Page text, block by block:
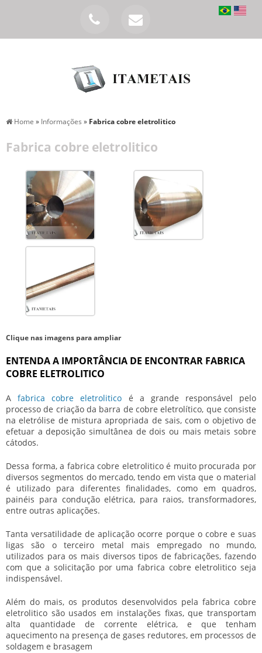
Home » Informações » Fabrica cobre eletrolitico
Fabrica cobre eletrolitico
Clique nas imagens para ampliar
ENTENDA A IMPORTÂNCIA DE ENCONTRAR FABRICA
COBRE ELETROLITICO
Afabrica cobre eletrolitico é a grande responsável pelo
processo de criação da barra de cobre eletrolítico, que consiste
na eletrólise de mistura apropriada de sais, com o objetivo de
efetuar a deposição simultânea de dois ou mais metais sobre
cátodos.
Dessa forma, a fabrica cobre eletroliticoé muito procurada por
diversos segmentos do mercado, tendo em vista que o material
é utilizado para diferentes finalidades, como em quadros,
painéis para condução elétrica, para raios, transformadores,
entre outras aplicações.
Tanta versatilidade de aplicação ocorre porque o cobre e suas
ligas são o terceiro metal mais empregado no mundo,
utilizados para os mais diversos tipos de fabricações, fazendo
com que a solicitação por uma fabrica cobre eletrolitico seja
indispensável.
Além do mais, os produtos desenvolvidos pela fabrica cobre
eletrolitico são usados em instalações fixas, que transportam
alta quantidade de corrente elétrica, e que tenham
aquecimento na presença de gases redutores, em processos de
soldagem e brasagem